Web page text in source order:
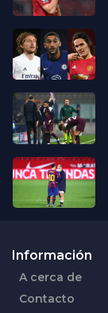
Información
A cerca de
Contacto